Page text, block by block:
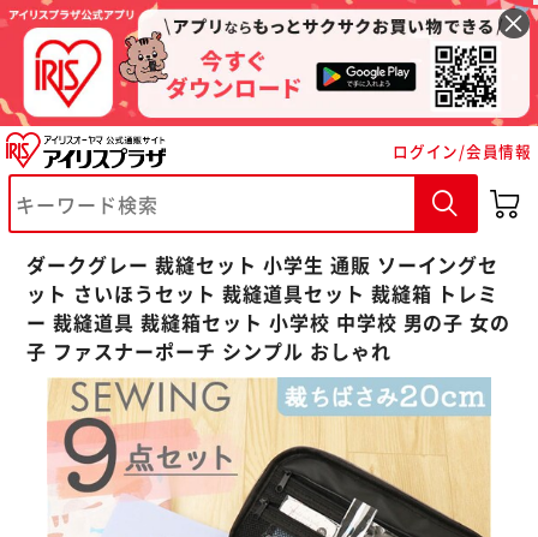
ログイン/会員情報
ダークグレー 裁縫セット 小学生 通販 ソーイングセ
ット さいほうセット 裁縫道具セット 裁縫箱 トレミ
ー 裁縫道具 裁縫箱セット 小学校 中学校 男の子 女の
子 ファスナーポーチ シンプル おしゃれ
※ご確認ください
カートに入れる 購入手続きへ